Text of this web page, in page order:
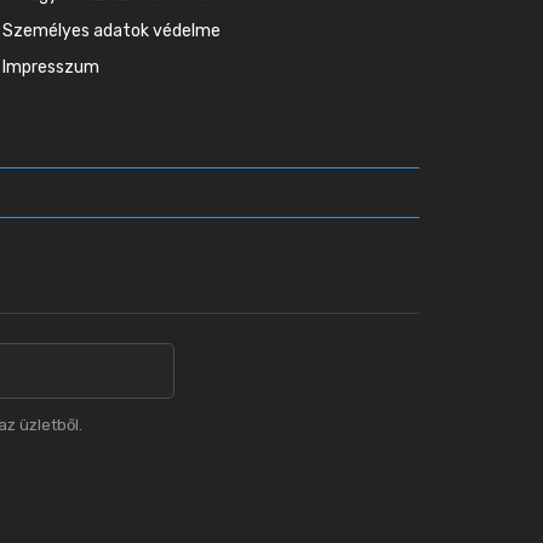
Személyes adatok védelme
Impresszum
üzletből.